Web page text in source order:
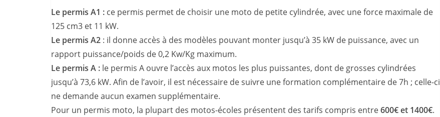
Le permis A1 : ce permis permet de choisir une moto de petite cylindrée, avec une force maximale de
125 cm3 et 11 kW.
Le permis A2 : il donne accès à des modèles pouvant monter jusqu’à 35 kW de puissance, avec un
rapport puissance/poids de 0,2 Kw/Kg maximum.
Le permis A : le permis A ouvre l’accès aux motos les plus puissantes, dont de grosses cylindrées
jusqu’à 73,6 kW. Afin de l’avoir, il est nécessaire de suivre une formation complémentaire de 7h ; celle-ci
ne demande aucun examen supplémentaire.
Pour un permis moto, la plupart des motos-écoles présentent des tarifs compris entre600€ et 1400€.